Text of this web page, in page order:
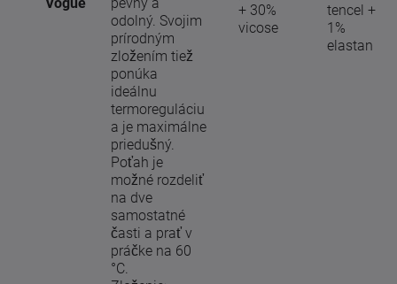
Vogue
pevný a
odolný. Svojim
prírodným
zložením tiež
ponúka
ideálnu
termoreguláciu
a je maximálne
priedušný.
Poťah je
možné rozdeliť
na dve
samostatné
časti a prať v
práčke na 60
°C.
+ 30%
vicose
tencel +
1%
elastan